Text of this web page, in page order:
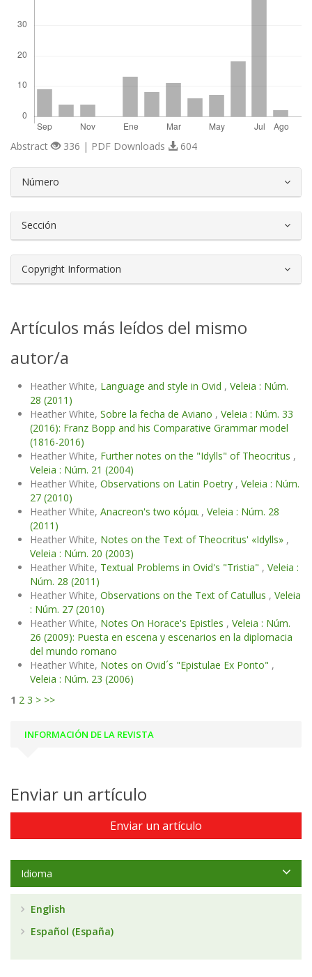
Abstract 336 | PDF Downloads 604
Número
Sección
Copyright Information
Artículos más leídos del mismo
autor/a
Heather White, Language and style in Ovid , Veleia : Núm.
28 (2011)
Heather White, Sobre la fecha de Aviano , Veleia : Núm. 33
(2016): Franz Bopp and his Comparative Grammar model
(1816-2016)
Heather White, Further notes on the "Idylls" of Theocritus ,
Veleia : Núm. 21 (2004)
Heather White, Observations on Latin Poetry , Veleia : Núm.
27 (2010)
Heather White, Anacreon's two κόμαι , Veleia : Núm. 28
(2011)
Heather White, Notes on the Text of Theocritus' «Idylls» ,
Veleia : Núm. 20 (2003)
Heather White, Textual Problems in Ovid's "Tristia" , Veleia :
Núm. 28 (2011)
Heather White, Observations on the Text of Catullus , Veleia
: Núm. 27 (2010)
Heather White, Notes On Horace's Epistles , Veleia : Núm.
26 (2009): Puesta en escena y escenarios en la diplomacia
del mundo romano
Heather White, Notes on Ovid´s "Epistulae Ex Ponto" ,
Veleia : Núm. 23 (2006)
1 2 3 > >>
INFORMACIÓN DE LA REVISTA
Enviar un artículo
Enviar un artículo
Idioma
English
Español (España)